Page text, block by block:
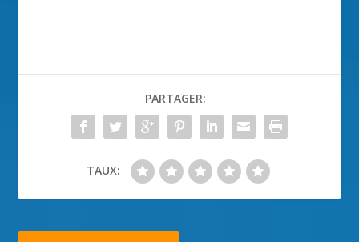
PARTAGER:
TAUX: